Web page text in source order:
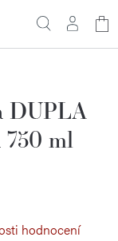
DUPLA
750 ml
hodnocení